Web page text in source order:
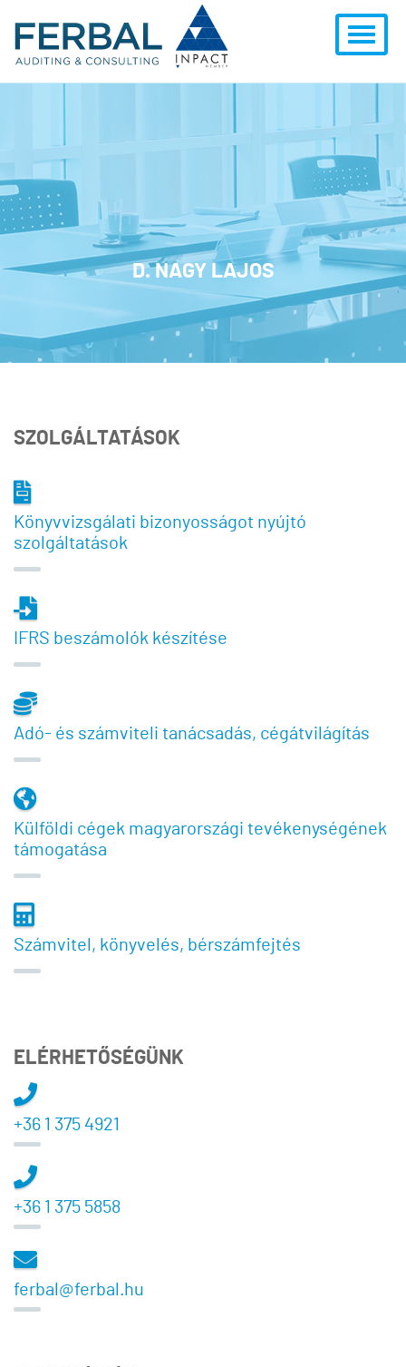
D. NAGY LAJOS
SZOLGÁLTATÁSOK
Könyvvizsgálati bizonyosságot nyújtó
szolgáltatások
IFRS beszámolók készítése
Adó- és számviteli tanácsadás, cégátvilágítás
Külföldi cégek magyarországi tevékenységének
támogatása
Számvitel, könyvelés, bérszámfejtés
ELÉRHETŐSÉGÜNK
+36 1 375 4921
+36 1 375 5858
ferbal@ferbal.hu